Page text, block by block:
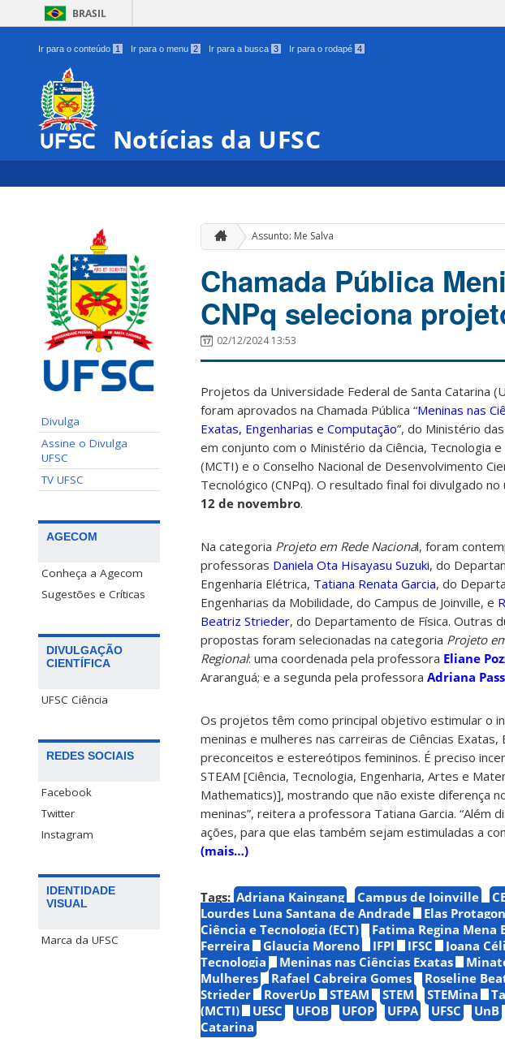
BRASIL
Ir para o conteúdo 1 Ir para o menu 2 Ir para a busca 3 Ir para o rodapé 4
Notícias da UFSC
Divulga
Assine o Divulga
UFSC
TV UFSC
AGECOM
Conheça a Agecom
Sugestões e Críticas
DIVULGAÇÃO
CIENTÍFICA
UFSC Ciência
REDES SOCIAIS
Facebook
Twitter
Instagram
IDENTIDADE
VISUAL
Marca da UFSC
Assunto: Me Salva
Chamada Pública
CNPq seleciona
02/12/2024 13:53
Projetos da Universidade Federal de Santa Catarina
foram aprovados na Chamada Pública “Meninas nas
Exatas, Engenharias e Computação”, do Ministério
em conjunto com o Ministério da Ciência, Tecnologia e
(MCTI) e o Conselho Nacional de Desenvolvimento
Tecnológico (CNPq). O resultado final foi divulgado no
12 de novembro.
Na categoria Projeto em Rede Nacional, foram
professoras Daniela Ota Hisayasu Suzuki, do
Engenharia Elétrica, Tatiana Renata Garcia, do
Engenharias da Mobilidade, do Campus de Joinville, e
Beatriz Strieder, do Departamento de Física. Outras
propostas foram selecionadas na categoria Projeto
Regional: uma coordenada pela professora Eliane
Araranguá; e a segunda pela professora Adriana
Os projetos têm como principal objetivo estimular o
meninas e mulheres nas carreiras de Ciências Exatas,
preconceitos e estereótipos femininos. É preciso
STEAM [Ciência, Tecnologia, Engenharia, Artes e
Mathematics)], mostrando que não existe diferença
meninas”, reitera a professora Tatiana Garcia.
ações, para que elas também sejam estimuladas a
(mais…)
Tags: Adriana Kaingang Campus de Joinville
Lourdes Luna Santana de Andrade
Elas
Ciência e Tecnologia (ECT)
Fatima Regina Mena
Ferreira
Glaucia Moreno IFPI IFSC Joana
Tecnologia
Meninas nas Ciências Exatas
Mulheres
Rafael Cabreira Gomes
Roseline
Strieder
RoverUp STEAM STEM STEMina
(MCTI)
UESC UFOB UFOP UFPA UFSC UnB
Catarina